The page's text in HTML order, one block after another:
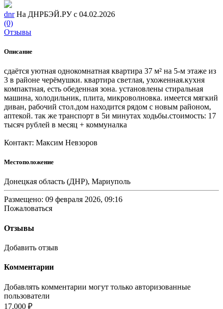
dnr На ДНРБЭЙ.РУ с 04.02.2026
(0)
Отзывы
Описание
сдаётся уютная однокомнатная квартира 37 м² на 5‑м этаже из
3 в районе черёмушки. квартира светлая, ухоженная.кухня
компактная, есть обеденная зона. установлены стиральная
машина, холодильник, плита, микроволновка. имеется мягкий
диван, рабочий стол.дом находится рядом с новым районом,
аптекой. так же транспорт в 5и минутах ходьбы.стоимость: 17
тысяч рублей в месяц + коммуналка
Контакт: Максим Невзоров
Местоположение
Донецкая область (ДНР), Мариуполь
Размещено: 09 февраля 2026, 09:16
Пожаловаться
Отзывы
Добавить отзыв
Комментарии
Добавлять комментарии могут только авторизованные
пользователи
17,000 ₽